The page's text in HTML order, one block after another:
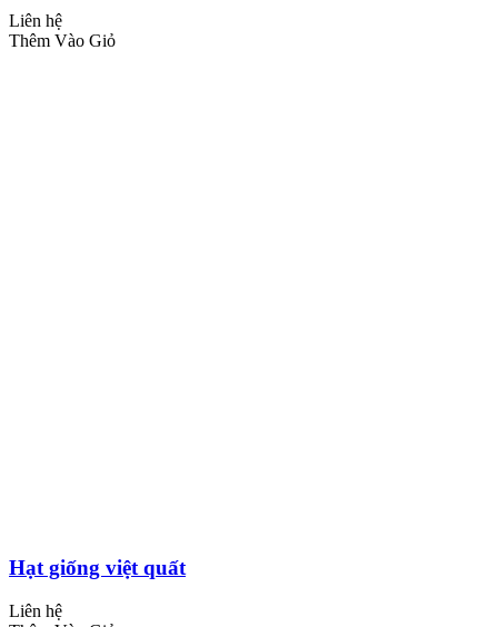
Liên hệ
Thêm Vào Giỏ
Hạt giống việt quất
Liên hệ